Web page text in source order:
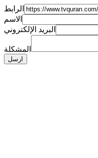
الرابط
الاسم
البريد الإلكتروني
المشكلة
ارسل